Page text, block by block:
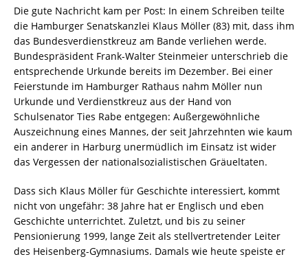
Die gute Nachricht kam per Post: In einem Schreiben teilte
die Hamburger Senatskanzlei Klaus Möller (83) mit, dass ihm
das Bundesverdienstkreuz am Bande verliehen werde.
Bundespräsident Frank-Walter Steinmeier unterschrieb die
entsprechende Urkunde bereits im Dezember. Bei einer
Feierstunde im Hamburger Rathaus nahm Möller nun
Urkunde und Verdienstkreuz aus der Hand von
Schulsenator Ties Rabe entgegen: Außergewöhnliche
Auszeichnung eines Mannes, der seit Jahrzehnten wie kaum
ein anderer in Harburg unermüdlich im Einsatz ist wider
das Vergessen der nationalsozialistischen Gräueltaten.
Dass sich Klaus Möller für Geschichte interessiert, kommt
nicht von ungefähr: 38 Jahre hat er Englisch und eben
Geschichte unterrichtet. Zuletzt, und bis zu seiner
Pensionierung 1999, lange Zeit als stellvertretender Leiter
des Heisenberg-Gymnasiums. Damals wie heute speiste er